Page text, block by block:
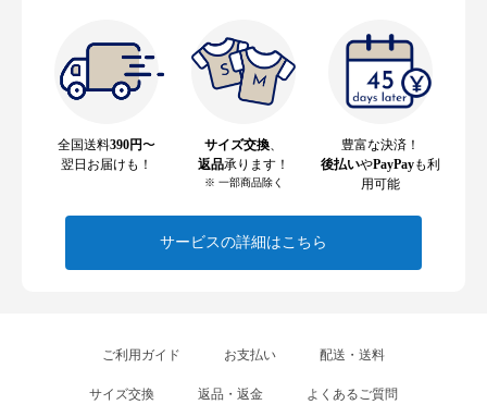
全国送料390円〜
翌日お届けも！
サイズ交換
返品承ります！
※ 一部商品除く
豊富な決済！
後払いやPayPayも利
用可能
サービスの詳細はこちら
ご利用ガイド お支払い 配送・送料
サイズ交換 返品・返金 よくあるご質問